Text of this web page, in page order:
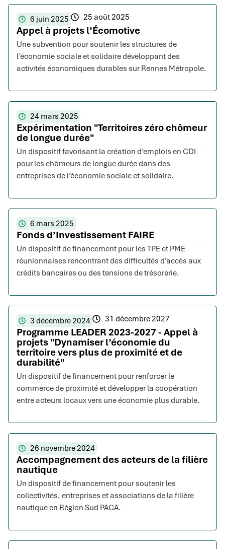
6 juin 2025 25 août 2025
Appel à projets l’Écomotive
Une subvention pour soutenir les structures de
l’économie sociale et solidaire développant des
activités économiques durables sur Rennes Métropole.
24 mars 2025
Expérimentation "Territoires zéro chômeur
de longue durée"
Un dispositif favorisant la création d’emplois en CDI
pour les chômeurs de longue durée dans des
entreprises de l’économie sociale et solidaire.
6 mars 2025
Fonds d’Investissement FAIRE
Un dispositif de financement pour les TPE et PME
réunionnaises rencontrant des difficultés d’accès aux
crédits bancaires ou des tensions de trésorerie.
3 décembre 2024 31 décembre 2027
Programme LEADER 2023-2027 - Appel à
projets "Dynamiser l’économie du
territoire vers plus de proximité et de
durabilité"
Un dispositif de financement pour renforcer le
commerce de proximité et développer la coopération
entre acteurs locaux vers une économie plus durable.
26 novembre 2024
Accompagnement des acteurs de la filière
nautique
Un dispositif de financement pour soutenir les
collectivités, entreprises et associations de la filière
nautique en Région Sud PACA.